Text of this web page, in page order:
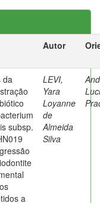
Autor
da
subsp.
a
LEVI,
Yara
Loyanne
de
Almeida
Silva